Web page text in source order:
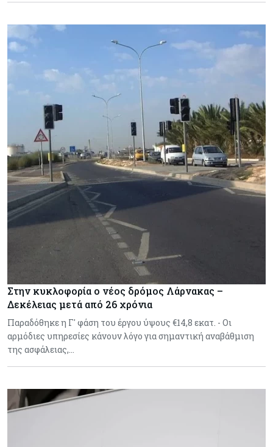
Στην κυκλοφορία ο νέος δρόμος Λάρνακας –
Δεκέλειας μετά από 26 χρόνια
Παραδόθηκε η Γ' φάση του έργου ύψους €14,8 εκατ. - Οι
αρμόδιες υπηρεσίες κάνουν λόγο για σημαντική αναβάθμιση
της ασφάλειας,…